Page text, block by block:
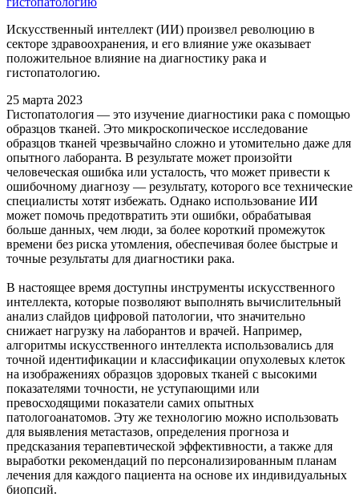
Искусственный интеллект (ИИ) произвел революцию в
секторе здравоохранения, и его влияние уже оказывает
положительное влияние на диагностику рака и
гистопатологию.
25 марта 2023
Гистопатология — это изучение диагностики рака с помощью
образцов тканей. Это микроскопическое исследование
образцов тканей чрезвычайно сложно и утомительно даже для
опытного лаборанта. В результате может произойти
человеческая ошибка или усталость, что может привести к
ошибочному диагнозу — результату, которого все технические
специалисты хотят избежать. Однако использование ИИ
может помочь предотвратить эти ошибки, обрабатывая
больше данных, чем люди, за более короткий промежуток
времени без риска утомления, обеспечивая более быстрые и
точные результаты для диагностики рака.
В настоящее время доступны инструменты искусственного
интеллекта, которые позволяют выполнять вычислительный
анализ слайдов цифровой патологии, что значительно
снижает нагрузку на лаборантов и врачей. Например,
алгоритмы искусственного интеллекта использовались для
точной идентификации и классификации опухолевых клеток
на изображениях образцов здоровых тканей с высокими
показателями точности, не уступающими или
превосходящими показатели самих опытных
патологоанатомов. Эту же технологию можно использовать
для выявления метастазов, определения прогноза и
предсказания терапевтической эффективности, а также для
выработки рекомендаций по персонализированным планам
лечения для каждого пациента на основе их индивидуальных
биопсий.